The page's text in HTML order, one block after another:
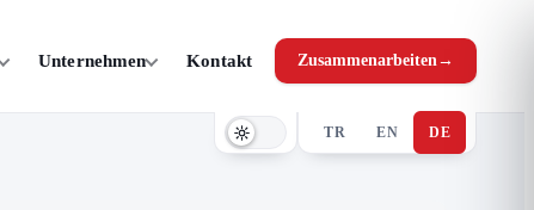
Unternehmen Kontakt Zusammenarbeiten→
TR EN DE